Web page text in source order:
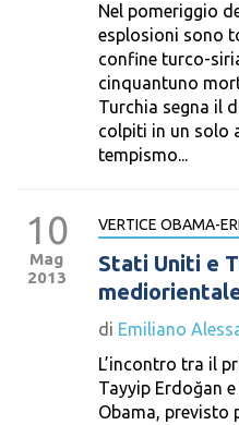
Nel pomeriggio
esplosioni sono
confine turco-
cinquantuno
Turchia segna il
colpiti in un solo
tempismo...
10
Mag
2013
VERTICE OBAMA-
Stati Uniti e
di Emiliano
L’incontro tra il
Tayyip Erdoğan
Obama, previsto